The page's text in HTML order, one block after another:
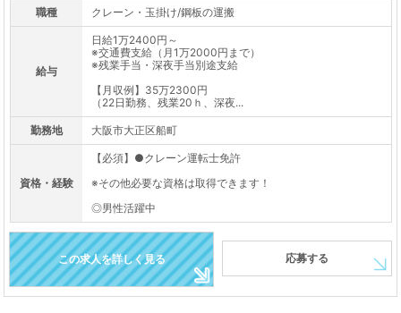
職種 クレーン・玉掛け/鋼板の運搬
給与
日給1万2400円～
※交通費支給（月1万2000円まで）
※残業手当・深夜手当別途支給
【月収例】35万2300円
（22日勤務、残業20ｈ、深夜...
勤務地 大阪市大正区船町
資格・経験
【必須】●クレーン運転士免許
※その他必要な資格は取得できます！
◎男性活躍中
この求人を詳しく見る 応募する